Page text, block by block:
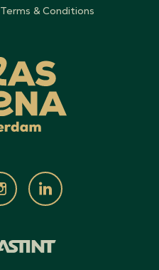
Terms & Conditions